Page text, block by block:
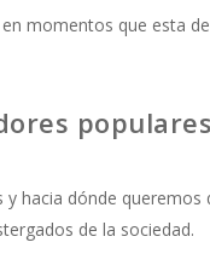
momentos que esta
populares
hacia dónde
de la sociedad.